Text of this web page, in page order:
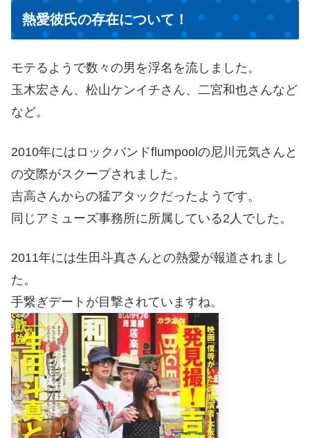
熱愛彼氏の存在について！
モテるようで数々の男を浮名を流しました。
玉木宏さん、松山ケンイチさん、二宮和也さんなど
など。
2010年にはロックバンドflumpoolの尼川元気さんと
の交際がスクープされました。
吉高さんからの猛アタックだったようです。
同じアミューズ事務所に所属している2人でした。
2011年には生田斗真さんとの熱愛が報道されまし
た。
手繋ぎデートが目撃されていますね。